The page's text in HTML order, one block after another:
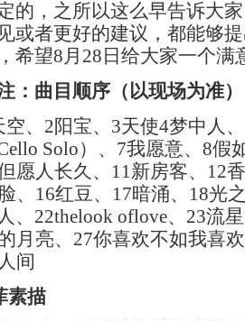
的，之所以这么早告诉大
或者更好的建议，都能够
希望8月28日给大家一个满
：曲目顺序（以现场为准）
2阳宝、3天使4梦中人、
Solo）、7我愿意、8假
愿人长久、11新房客、12
、16红豆、17暗涌、18光
、22thelook oflove、23流
月亮、27你喜欢不如我喜
间
素描